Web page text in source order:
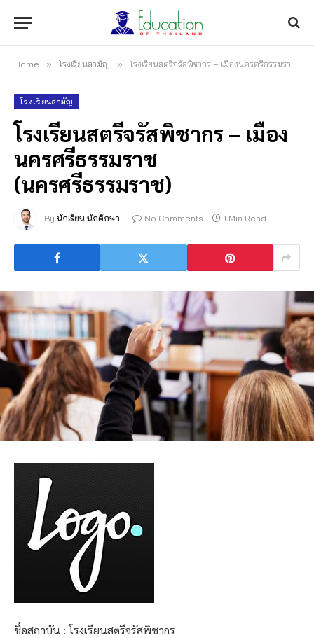
Home » โรงเรียนสามัญ » โรงเรียนสตรีจรัสพิชากร – เมืองนครศรีธรรมราช (นครศรีธรรมราช)
โรงเรียนสามัญ
โรงเรียนสตรีจรัสพิชากร – เมือง
นครศรีธรรมราช
(นครศรีธรรมราช)
By นักเรียน นักศึกษา No Comments 1 Min Read
ชื่อสถาบัน : โรงเรียนสตรีจรัสพิชากร